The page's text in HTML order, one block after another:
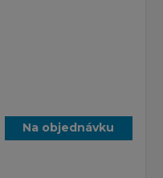
Na objednávku